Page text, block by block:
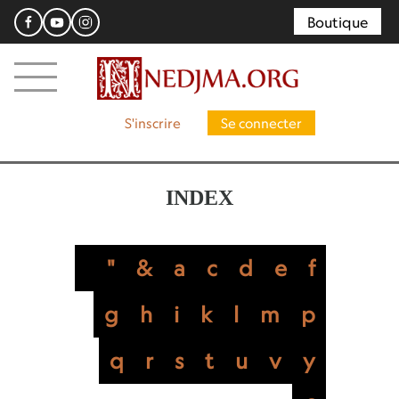
Boutique
S'inscrire Se connecter
INDEX
" & a c d e
f
g
h i k l m
p
q
r s t u v
y